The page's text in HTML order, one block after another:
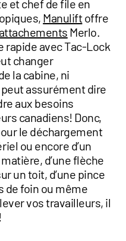
et chef de file en
Manuliftoffre
Merlo.
rapide avec Tac-Lock
changer
la cabine, ni
assurément dire
aux besoins
canadiens! Donc,
le déchargement
ou encore d’un
d’une flèche
un toit, d’une pince
de foin ou même
vos travailleurs, il